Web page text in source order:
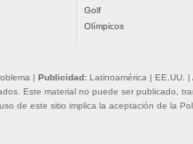
Golf
Olímpicos
| Publicidad: Latinoamérica | EE.UU. |
Este material no puede ser publicado,
de este sitio implica la aceptación de la